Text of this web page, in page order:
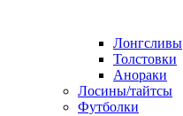
Лонгсливы
Толстовки
Анораки
Лосины/тайтсы
Футболки